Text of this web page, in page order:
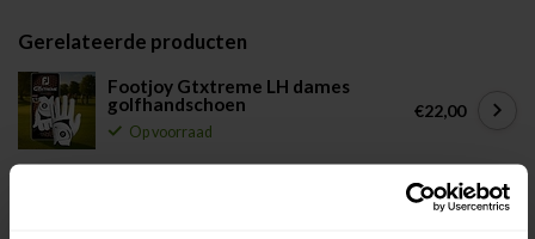
Gerelateerde producten
Footjoy Gtxtreme LH dames
golfhandschoen
Op voorraad
€22,00